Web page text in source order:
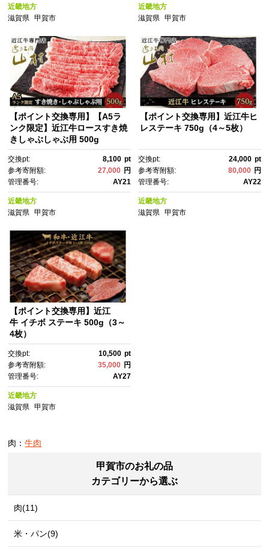
近畿地方
滋賀県
甲賀市
近畿地方
滋賀県 甲賀市
【ポイント交換専用】【A5ラ
ンク限定】近江牛ロースすき焼
きしゃぶしゃぶ用 500g
交換pt: 8,100 pt
参考寄附額:
27,000 円
管理番号:
AY21
近畿地方
滋賀県
甲賀市
【ポイント交換専用】近江牛ヒ
レステーキ 750g（4～5枚）
交換pt: 24,000 pt
参考寄附額:
80,000 円
管理番号:
AY22
近畿地方
滋賀県 甲賀市
【ポイント交換専用】近江
牛 イチボ ステーキ 500g（3～
4枚）
交換pt: 10,500 pt
参考寄附額:
35,000 円
管理番号:
AY27
近畿地方
滋賀県
甲賀市
肉：牛肉
甲賀市のお礼の品
カテゴリーから選ぶ
肉(11)
米・パン(9)